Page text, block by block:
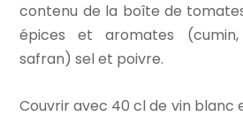
contenu de la boîte de
épices et aromates
safran) sel et poivre.
Couvrir avec 40 cl de vin blanc